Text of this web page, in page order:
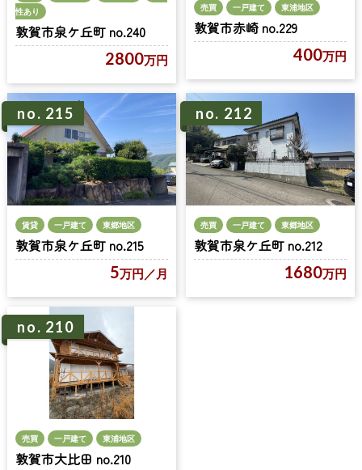
性あり
敦賀市泉ケ丘町 no.240
2800万円
売買 一戸建て 東浦地区
敦賀市赤崎 no.229
400万円
no. 215
賃貸 一戸建て 東郷地区
敦賀市泉ケ丘町 no.215
5万円 ／月
no. 212
売買 一戸建て 東郷地区
敦賀市泉ケ丘町 no.212
1680万円
no. 210
売買 一戸建て 東浦地区
敦賀市大比田 no.210